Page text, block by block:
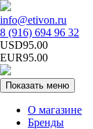
info@etivon.ru
8 (916) 694 96 32
USD95.00
EUR95.00
Показать меню
О магазине
Бренды